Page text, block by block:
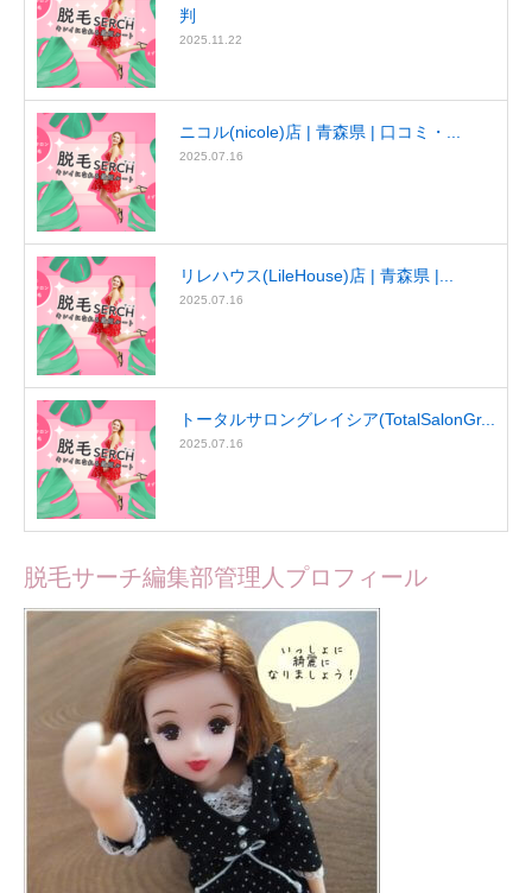
判
2025.11.22
ニコル(nicole)店 | 青森県 | 口コミ・...
2025.07.16
リレハウス(LileHouse)店 | 青森県 |...
2025.07.16
トータルサロングレイシア(TotalSalonGr...
2025.07.16
脱毛サーチ編集部管理人プロフィール